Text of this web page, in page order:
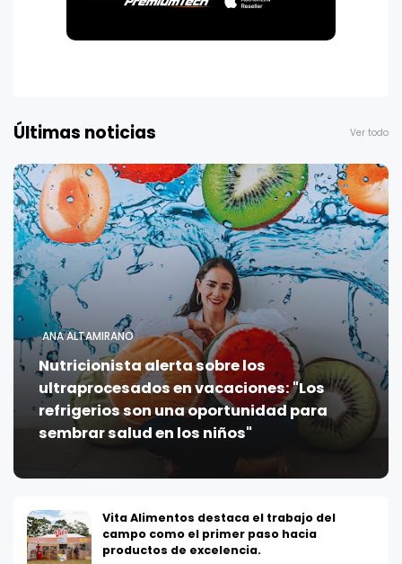
Últimas noticias Ver todo
ANA ALTAMIRANO
Nutricionista alerta sobre los
ultraprocesados en vacaciones: "Los
refrigerios son una oportunidad para
sembrar salud en los niños"
Vita Alimentos destaca el trabajo del
campo como el primer paso hacia
productos de excelencia.